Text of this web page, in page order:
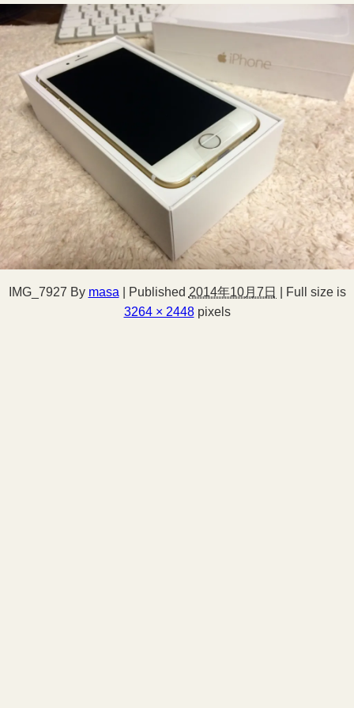
IMG_7927 By masa Published 2014年10月7日
Full size is
3264 × 2448pixels